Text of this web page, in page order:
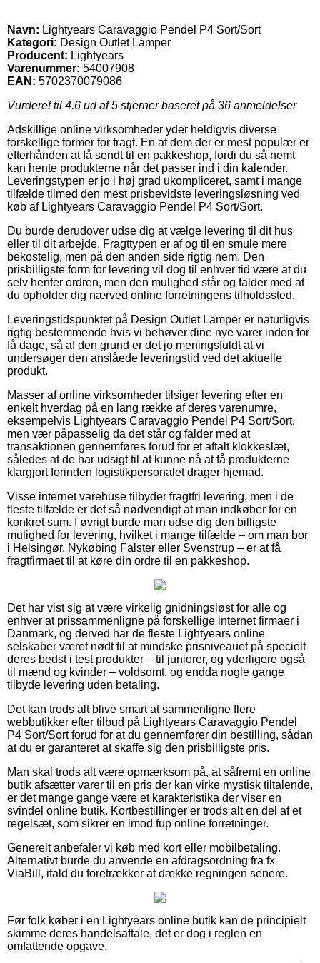
Navn: Lightyears Caravaggio Pendel P4 Sort/Sort
Kategori: Design Outlet Lamper
Producent: Lightyears
Varenummer: 54007908
EAN: 5702370079086
Vurderet til 4.6 ud af 5 stjerner baseret på 36 anmeldelser
Adskillige online virksomheder yder heldigvis diverse
forskellige former for fragt. En af dem der er mest populær er
efterhånden at få sendt til en pakkeshop, fordi du så nemt
kan hente produkterne når det passer ind i din kalender.
Leveringstypen er jo i høj grad ukompliceret, samt i mange
tilfælde tilmed den mest prisbevidste leveringsløsning ved
køb af Lightyears Caravaggio Pendel P4 Sort/Sort.
Du burde derudover udse dig at vælge levering til dit hus
eller til dit arbejde. Fragttypen er af og til en smule mere
bekostelig, men på den anden side rigtig nem. Den
prisbilligste form for levering vil dog til enhver tid være at du
selv henter ordren, men den mulighed står og falder med at
du opholder dig nærved online forretningens tilholdssted.
Leveringstidspunktet på Design Outlet Lamper er naturligvis
rigtig bestemmende hvis vi behøver dine nye varer inden for
få dage, så af den grund er det jo meningsfuldt at vi
undersøger den anslåede leveringstid ved det aktuelle
produkt.
Masser af online virksomheder tilsiger levering efter en
enkelt hverdag på en lang række af deres varenumre,
eksempelvis Lightyears Caravaggio Pendel P4 Sort/Sort,
men vær påpasselig da det står og falder med at
transaktionen gennemføres forud for et aftalt klokkeslæt,
således at de har udsigt til at kunne nå at få produkterne
klargjort forinden logistikpersonalet drager hjemad.
Visse internet varehuse tilbyder fragtfri levering, men i de
fleste tilfælde er det så nødvendigt at man indkøber for en
konkret sum. I øvrigt burde man udse dig den billigste
mulighed for levering, hvilket i mange tilfælde – om man bor
i Helsingør, Nykøbing Falster eller Svenstrup – er at få
fragtfirmaet til at køre din ordre til en pakkeshop.
Det har vist sig at være virkelig gnidningsløst for alle og
enhver at prissammenligne på forskellige internet firmaer i
Danmark, og derved har de fleste Lightyears online
selskaber været nødt til at mindske prisniveauet på specielt
deres bedst i test produkter – til juniorer, og yderligere også
til mænd og kvinder – voldsomt, og endda nogle gange
tilbyde levering uden betaling.
Det kan trods alt blive smart at sammenligne flere
webbutikker efter tilbud på Lightyears Caravaggio Pendel
P4 Sort/Sort forud for at du gennemfører din bestilling, sådan
at du er garanteret at skaffe sig den prisbilligste pris.
Man skal trods alt være opmærksom på, at såfremt en online
butik afsætter varer til en pris der kan virke mystisk tiltalende,
er det mange gange være et karakteristika der viser en
svindel online butik. Kortbestillinger er trods alt en del af et
regelsæt, som sikrer en imod fup online forretninger.
Generelt anbefaler vi køb med kort eller mobilbetaling.
Alternativt burde du anvende en afdragsordning fra fx
ViaBill, ifald du foretrækker at dække regningen senere.
Før folk køber i en Lightyears online butik kan de principielt
skimme deres handelsaftale, det er dog i reglen en
omfattende opgave.